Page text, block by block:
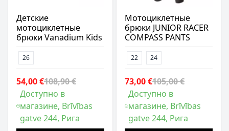
Детские
мотоциклетные
брюки Vanadium Kids
26
54,00 €108,90 €
Доступно в
магазине, Brīvības
gatve 244, Рига
Мотоциклетные
брюки JUNIOR RACER
COMPASS PANTS
22 24
73,00 €105,00 €
Доступно в
магазине, Brīvības
gatve 244, Рига